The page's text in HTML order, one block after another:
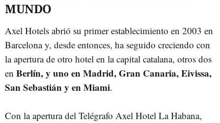
MUNDO
Axel Hotels abrió su primer establecimiento en 2003 en
Barcelona y, desde entonces, ha seguido creciendo con
la apertura de otro hotel en la capital catalana, otros dos
en Berlín, y uno en Madrid, Gran Canaria, Eivissa,
San Sebastián y en Miami.
Con la apertura del Telégrafo Axel Hotel La Habana,